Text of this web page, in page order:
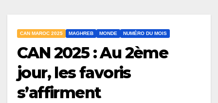
CAN MAROC 2025 MAGHREB MONDE NUMÉRO DU MOIS
CAN 2025 : Au 2ème
jour, les favoris
s’affirment